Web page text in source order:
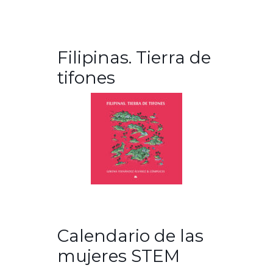
Filipinas. Tierra de
tifones
Calendario de las
mujeres STEM